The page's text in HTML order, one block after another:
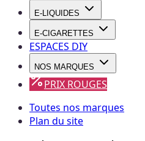
E-LIQUIDES
E-CIGARETTES
ESPACES DIY
NOS MARQUES
PRIX ROUGES
Toutes nos marques
Plan du site